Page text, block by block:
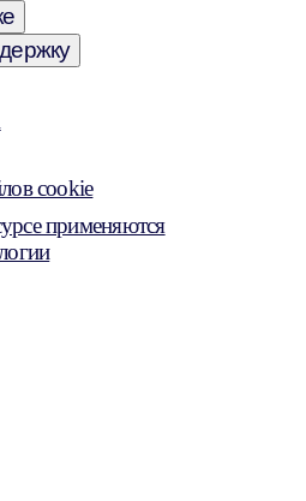
cookie
применяются